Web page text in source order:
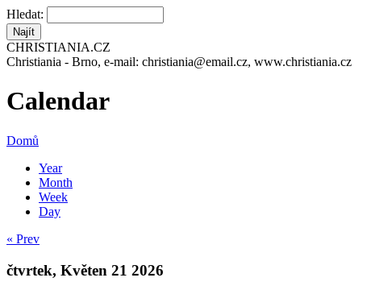
Hledat:
CHRISTIANIA.CZ
Christiania - Brno, e-mail: christiania@email.cz, www.christiania.cz
Calendar
Domů
Year
Month
Week
Day
« Prev
čtvrtek, Květen 21 2026